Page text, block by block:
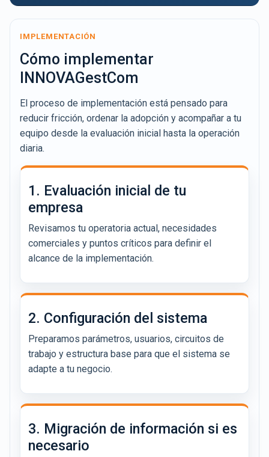
IMPLEMENTACIÓN
Cómo implementar
INNOVAGestCom
El proceso de implementación está pensado para
reducir fricción, ordenar la adopción y acompañar a tu
equipo desde la evaluación inicial hasta la operación
diaria.
1. Evaluación inicial de tu
empresa
Revisamos tu operatoria actual, necesidades
comerciales y puntos críticos para definir el
alcance de la implementación.
2. Configuración del sistema
Preparamos parámetros, usuarios, circuitos de
trabajo y estructura base para que el sistema se
adapte a tu negocio.
3. Migración de información si es
necesario